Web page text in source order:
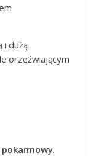
i dużą
orzeźwiającym
pokarmowy.